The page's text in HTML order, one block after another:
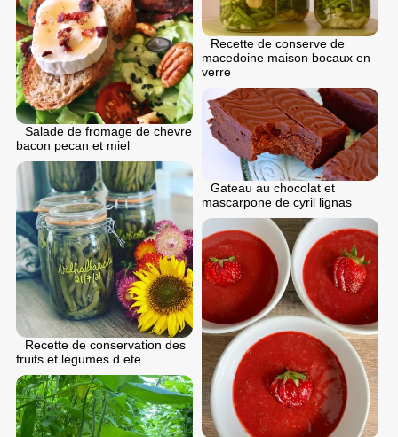
Recette de conserve de
macedoine maison bocaux en
verre
Salade de fromage de chevre
bacon pecan et miel
Gateau au chocolat et
mascarpone de cyril lignas
Recette de conservation des
fruits et legumes d ete